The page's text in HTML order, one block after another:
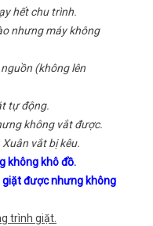
hết chu trình.
nhưng máy không
(không lên
tự động.
không vắt được.
vắt bị kêu.
không khô đồ.
được nhưng không
trình giặt.